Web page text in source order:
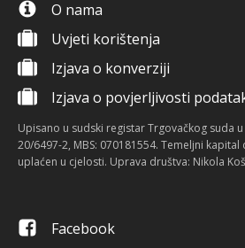
O nama
Uvjeti korištenja
Izjava o konverziji
Izjava o povjerljivosti
Upisano u sudski registar Trgovačkog suda
20/6497-2, MBS: 070181554. Temeljni kapital
uplaćen u cjelosti. Uprava društva: Nikola
Facebook